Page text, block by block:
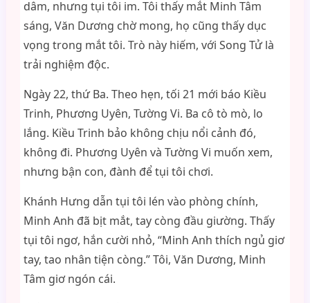
dâm, nhưng tụi tôi im. Tôi thấy mắt Minh Tâm
sáng, Văn Dương chờ mong, họ cũng thấy dục
vọng trong mắt tôi. Trò này hiếm, với Song Tử là
trải nghiệm độc.
Ngày 22, thứ Ba. Theo hẹn, tối 21 mới báo Kiều
Trinh, Phương Uyên, Tường Vi. Ba cô tò mò, lo
lắng. Kiều Trinh bảo không chịu nổi cảnh đó,
không đi. Phương Uyên và Tường Vi muốn xem,
nhưng bận con, đành để tụi tôi chơi.
Khánh Hưng dẫn tụi tôi lén vào phòng chính,
Minh Anh đã bịt mắt, tay còng đầu giường. Thấy
tụi tôi ngơ, hắn cười nhỏ, “Minh Anh thích ngủ giơ
tay, tao nhân tiện còng.” Tôi, Văn Dương, Minh
Tâm giơ ngón cái.